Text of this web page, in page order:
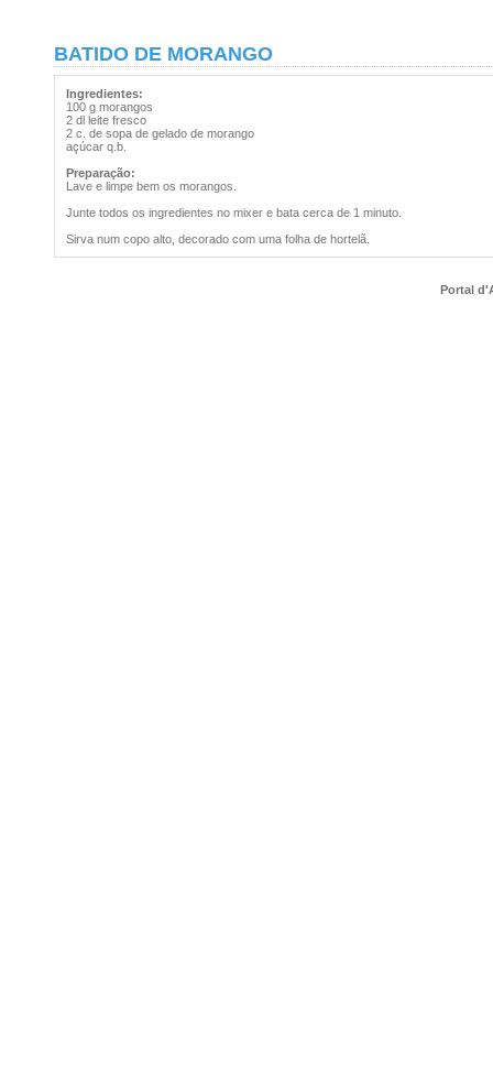
BATIDO DE MORANGO
Ingredientes:
100 g morangos
2 dl leite fresco
2 c. de sopa de gelado de morango
açúcar q.b.
Preparação:
Lave e limpe bem os morangos.
Junte todos os ingredientes no mixer e bata cerca de 1 minuto.
Sirva num copo alto, decorado com uma folha de hortelã.
Portal